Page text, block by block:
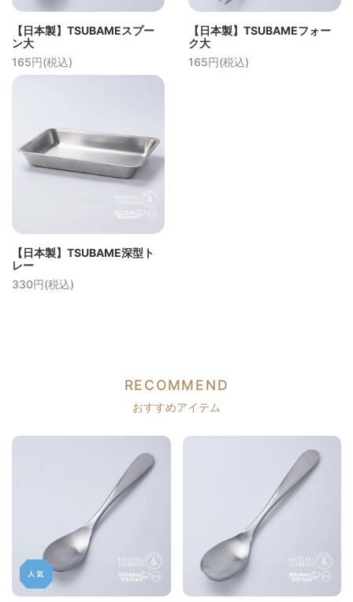
【日本製】TSUBAMEスプー
ン大
165円(税込)
【日本製】TSUBAMEフォー
ク大
165円(税込)
【日本製】TSUBAME深型ト
レー
330円(税込)
RECOMMEND
おすすめアイテム